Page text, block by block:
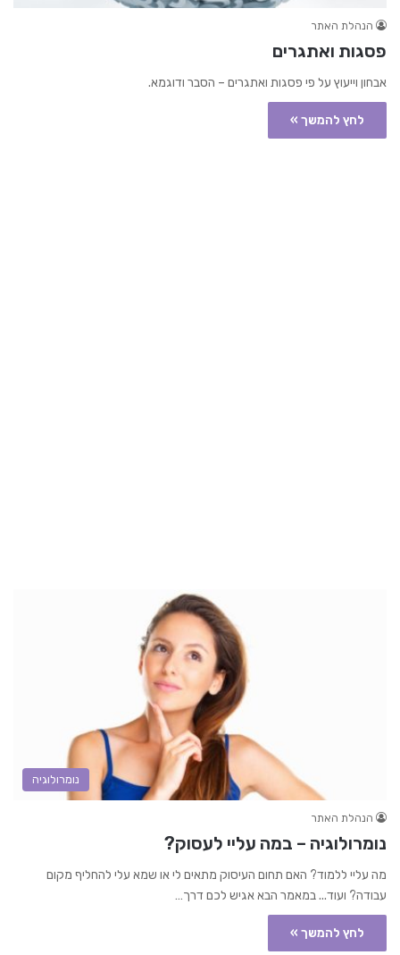
הנהלת האתר
פסגות ואתגרים
אבחון וייעוץ על פי פסגות ואתגרים – הסבר ודוגמא.
לחץ להמשך »
נומרולוגיה
הנהלת האתר
נומרולוגיה – במה עליי לעסוק?
מה עליי ללמוד? האם תחום העיסוק מתאים לי או שמא עלי להחליף מקום
עבודה? ועוד... במאמר הבא אגיש לכם דרך…
לחץ להמשך »